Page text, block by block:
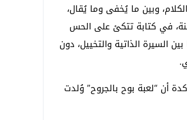
وبين ما يُخفى وما يُقال،
في كتابة تتكئ على الحس
السيرة الذاتية والتخييل، دون
أن “لعبة بوح بالجروح” وُلدت